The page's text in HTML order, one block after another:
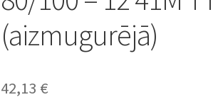
(aizmugurējā)
42,13 €